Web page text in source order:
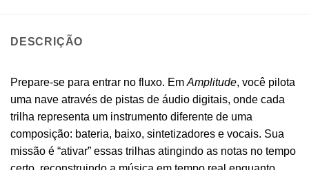
DESCRIÇÃO
Prepare-se para entrar no fluxo. EmAmplitude, você pilota
uma nave através de pistas de áudio digitais, onde cada
trilha representa um instrumento diferente de uma
composição: bateria, baixo, sintetizadores e vocais. Sua
missão é “ativar” essas trilhas atingindo as notas no tempo